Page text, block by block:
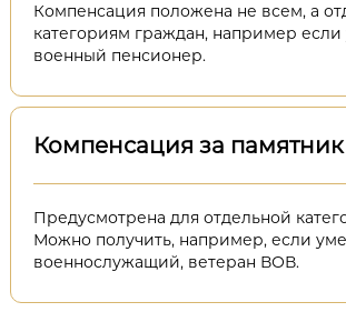
Компенсация положена не всем, а
категориям граждан, например
военный пенсионер.
Компенсация за памятник
Предусмотрена для отдельной
Можно получить, например, если
военнослужащий, ветеран ВОВ.